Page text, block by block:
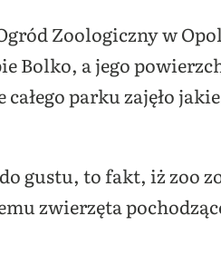
Zoologiczny w
Bolko, a jego
parku zajęło
gustu, to fakt, iż zoo
zwierzęta